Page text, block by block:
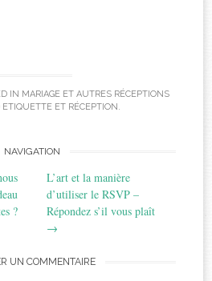
IN MARIAGE ET AUTRES RÉCEPTIONS
ETIQUETTE ET RÉCEPTION.
NAVIGATION
?
L’art et la manière
d’utiliser le RSVP –
Répondez s’il vous plaît
→
UN COMMENTAIRE